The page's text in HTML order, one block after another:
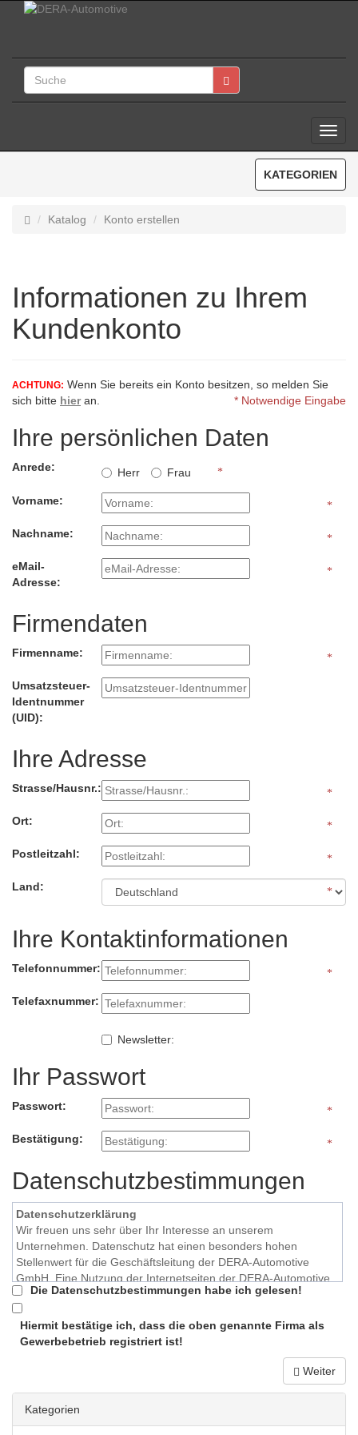
KATEGORIEN
Katalog Konto erstellen
Informationen zu Ihrem
Kundenkonto
ACHTUNG: Wenn Sie bereits ein Konto besitzen, so melden Sie
sich bitte hieran. * Notwendige Eingabe
Ihre persönlichen Daten
Anrede: Herr Frau
Vorname:
Nachname:
eMail-
Adresse:
Firmendaten
Firmenname:
Umsatzsteuer-
Identnummer
(UID):
Ihre Adresse
Strasse/Hausnr.:
Ort:
Postleitzahl:
Land:
Ihre Kontaktinformationen
Telefonnummer:
Telefaxnummer:
Newsletter:
Ihr Passwort
Passwort:
Bestätigung:
Datenschutzbestimmungen
Datenschutzerklärung
Wir freuen uns sehr über Ihr Interesse an unserem
Unternehmen. Datenschutz hat einen besonders hohen
Stellenwert für die Geschäftsleitung der DERA-Automotive
GmbH. Eine Nutzung der Internetseiten der DERA-Automotive
GmbH ist grundsätzlich ohne jede Angabe personenbezogener
Daten möglich. Sofern eine betroffene Person besondere
Services unseres Unternehmens über unsere Internetseite in
Anspruch nehmen möchte, könnte jedoch eine Verarbeitung
personenbezogener Daten erforderlich werden. Ist die
Verarbeitung personenbezogener Daten erforderlich und
besteht für eine solche Verarbeitung keine gesetzliche
Grundlage, holen wir generell eine Einwilligung der betroffenen
Die Datenschutzbestimmungen habe ich gelesen!
Hiermit bestätige ich, dass die oben genannte Firma als
Gewerbebetrieb registriert ist!
Weiter
Kategorien